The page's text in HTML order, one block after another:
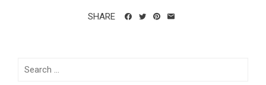
SHARE
Search